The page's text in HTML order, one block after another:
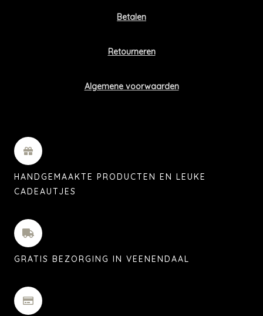
Betalen
Retourneren
Algemene voorwaarden
HANDGEMAAKTE PRODUCTEN EN LEUKE
CADEAUTJES
GRATIS BEZORGING IN VEENENDAAL